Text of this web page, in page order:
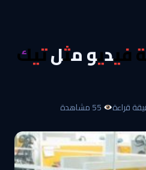
فيديو مثل تيك